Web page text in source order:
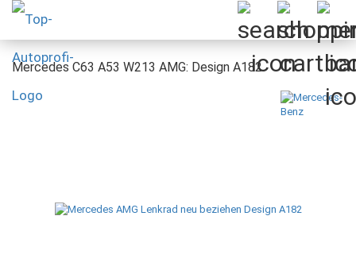
Mercedes C63 A53 W213 AMG: Design A182